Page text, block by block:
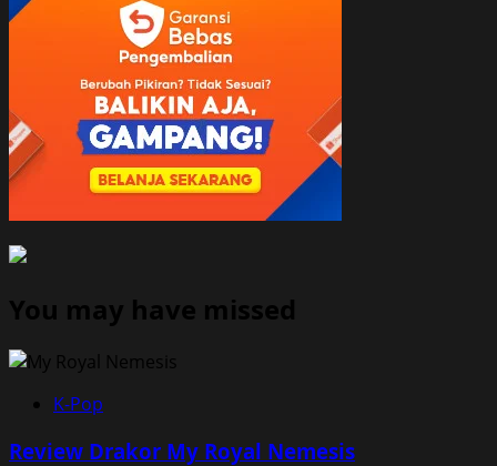
You may have missed
K-Pop
Review Drakor My Royal Nemesis